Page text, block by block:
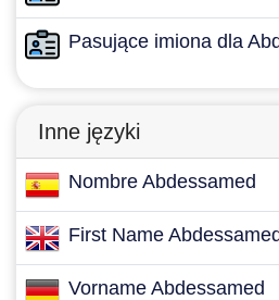
Pasujące imiona dla
Inne języki
Nombre Abdessamed
First Name Abdessamed
Vorname Abdessamed